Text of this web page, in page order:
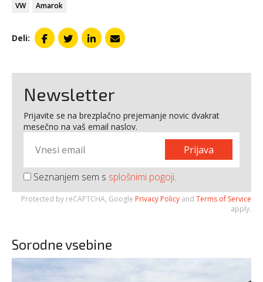
VW Amarok
Deli:
Newsletter
Prijavite se na brezplačno prejemanje novic dvakrat
mesečno na vaš email naslov.
Prijava
Seznanjem sem s splošnimi pogoji.
Protected by reCAPTCHA, Google Privacy Policy and Terms of Service
apply.
Sorodne vsebine